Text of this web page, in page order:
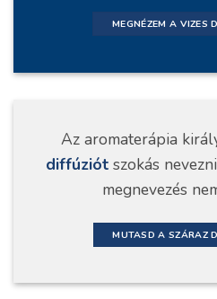
MEGNÉZEM A VIZES
Az aromaterápia
diffúziótszokás
megnevezés
MUTASD A SZÁRAZ